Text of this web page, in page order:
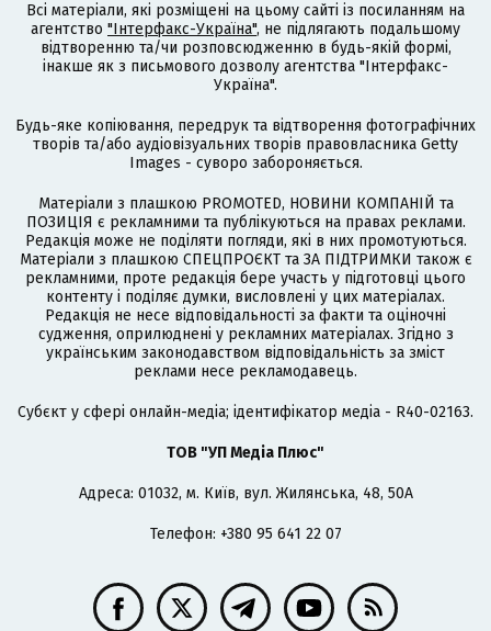
Всі матеріали, які розміщені на цьому сайті із посиланням на
агентство "Інтерфакс-Україна", не підлягають подальшому
відтворенню та/чи розповсюдженню в будь-якій формі,
інакше як з письмового дозволу агентства "Інтерфакс-
Україна".
Будь-яке копіювання, передрук та відтворення фотографічних
творів та/або аудіовізуальних творів правовласника Getty
Images - суворо забороняється.
Матеріали з плашкою PROMOTED, НОВИНИ КОМПАНІЙ та
ПОЗИЦІЯ є рекламними та публікуються на правах реклами.
Редакція може не поділяти погляди, які в них промотуються.
Матеріали з плашкою СПЕЦПРОЄКТ та ЗА ПІДТРИМКИ також є
рекламними, проте редакція бере участь у підготовці цього
контенту і поділяє думки, висловлені у цих матеріалах.
Редакція не несе відповідальності за факти та оціночні
судження, оприлюднені у рекламних матеріалах. Згідно з
українським законодавством відповідальність за зміст
реклами несе рекламодавець.
Cубєкт у сфері онлайн-медіа; ідентифікатор медіа - R40-02163.
ТОВ "УП Медіа Плюс"
Адреса: 01032, м. Київ, вул. Жилянська, 48, 50А
Телефон: +380 95 641 22 07